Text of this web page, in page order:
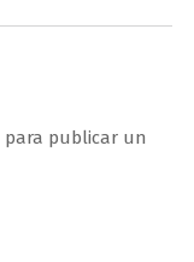
para publicar un